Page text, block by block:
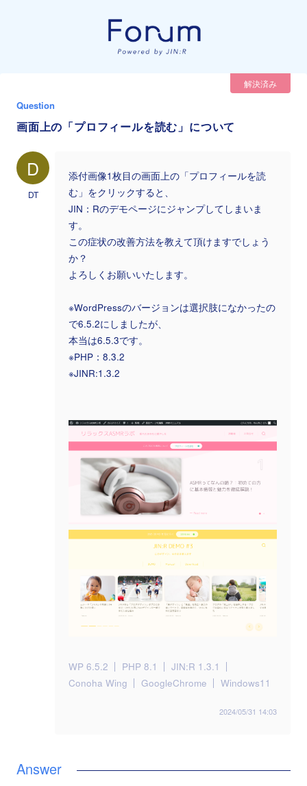
解決済み
Question
画面上の「プロフィールを読む」について
D
DT
添付画像1枚目の画面上の「プロフィールを読
む」をクリックすると、
JIN：Rのデモページにジャンプしてしまいま
す。
この症状の改善方法を教えて頂けますでしょう
か？
よろしくお願いいたします。
※WordPressのバージョンは選択肢になかったの
で6.5.2にしましたが、
本当は6.5.3です。
※PHP：8.3.2
※JINR:1.3.2
WP 6.5.2 PHP 8.1
JIN:R 1.3.1
Conoha Wing
GoogleChrome Windows11
2024/05/31 14:03